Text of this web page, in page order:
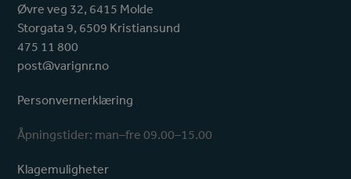
Øvre veg 32, 6415 Molde
Storgata 9, 6509 Kristiansund
475 11 800
post@varignr.no
Personvernerklæring
Åpningstider: man–fre 09.00–15.00
Klagemuligheter